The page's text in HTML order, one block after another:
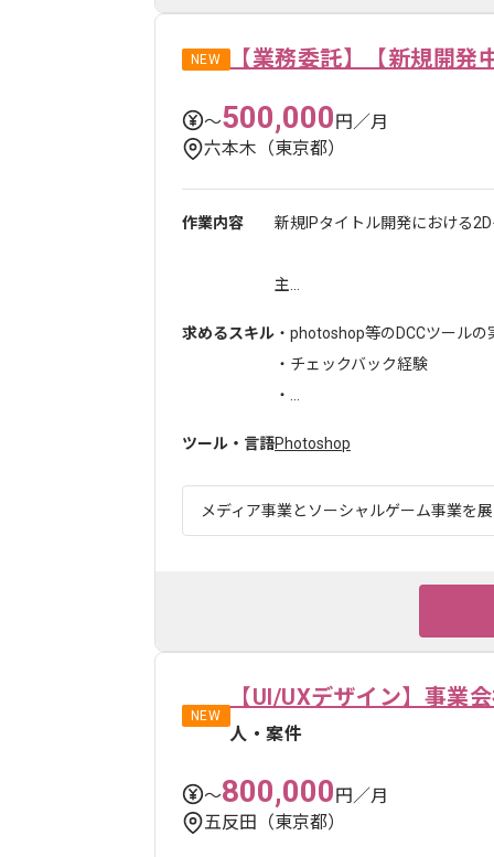
NEW 【業務委託】【新規開発
〜500,000円／月
六本木（東京都）
作業内容 新規IPタイトル開発における
主...
求めるスキル ・photoshop等のDCCツールの
・チェックバック経験
・...
ツール・言語Photoshop
メディア事業とソーシャルゲーム事業を
NEW
【UI/UXデザイン】事業
人・案件
〜800,000円／月
五反田（東京都）